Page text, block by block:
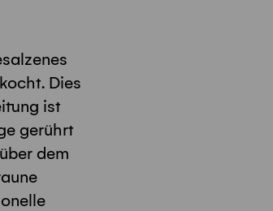
Dies
ist
gerührt
dem